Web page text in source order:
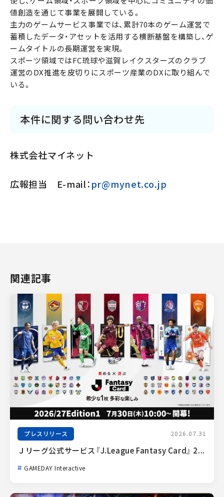
値創造を通じて事業を展開している。
主力のゲームサービス事業では、累計70本のゲーム運営で
蓄積したデータ・アセットを活用する横断基盤を構築し、ゲ
ームタイトルの長期運営を実現。
スポーツ領域ではFC琉球や滋賀レイクスターズのクラブ
運営のDX推進を皮切りにスポーツ産業のDXに取り組んで
いる。
本件に関する問い合わせ先
株式会社マイネット
広報担当 E-mail：pr@mynet.co.jp
関連記事
プレスリリース 2026.07.31
Ｊリーグ公式サービス『J.League Fantasy Card』 2...
GAMEDAY Interactive